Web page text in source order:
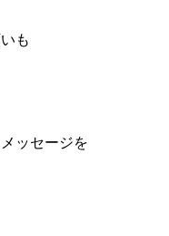
も
ッセージを